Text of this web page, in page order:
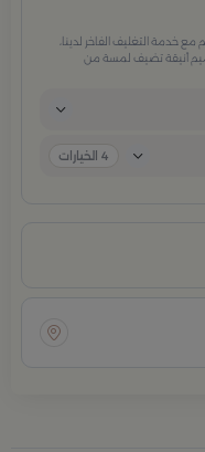
خدمة التغليف الفاخر لدينا،
أنيقة تضيف لمسة من
4 الخيارات